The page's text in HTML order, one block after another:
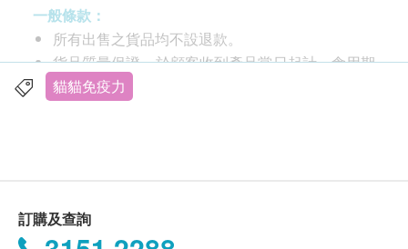
荷爾蒙及內分泌平衡，令愛寵保持年輕活力和強健
體格。
The Gift For Life® 大長生達到人類食品級數
(Human Grade)，由 FDA 認可廠房生產。
全天然不含防腐劑或有害物質，沒有任何副作用，
一般條款：
所有出售之貨品均不設退款。
貨品質量保證，於顧客收到產品當日起計，食用期
應最少有3個月或以上。（按食品種類而異）
送貨條款：
貓貓免疫力
訂購及查詢